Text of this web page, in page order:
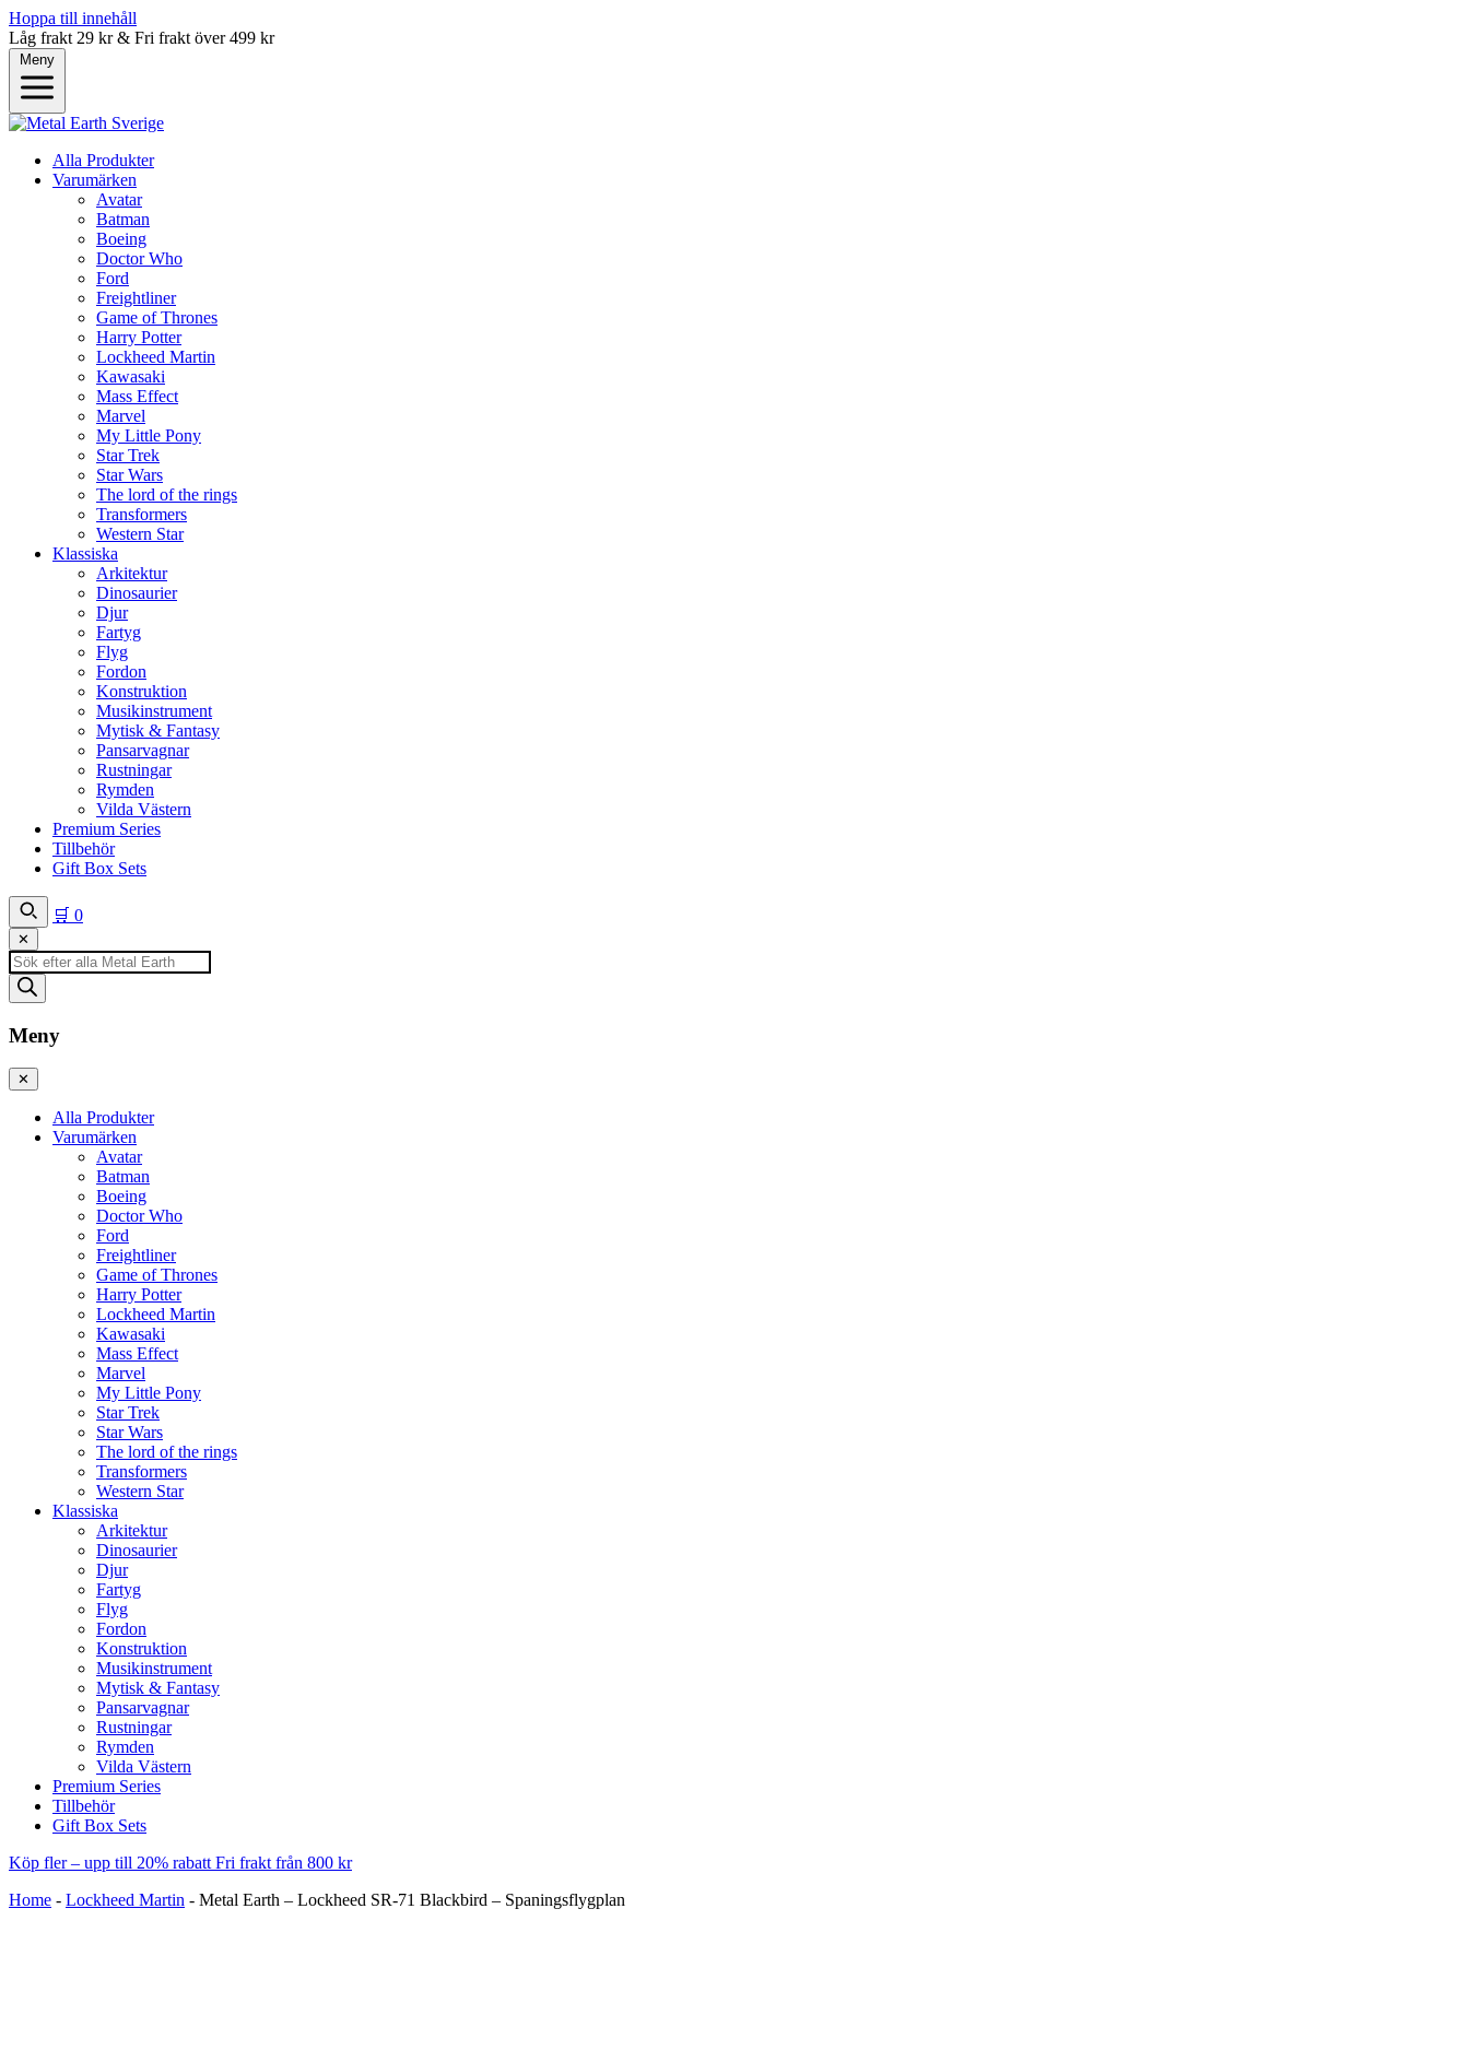
Hoppa till innehåll
Låg frakt 29 kr & Fri frakt över 499 kr
Meny
Alla Produkter
Varumärken
Avatar
Batman
Boeing
Doctor Who
Ford
Freightliner
Game of Thrones
Harry Potter
Lockheed Martin
Kawasaki
Mass Effect
Marvel
My Little Pony
Star Trek
Star Wars
The lord of the rings
Transformers
Western Star
Klassiska
Arkitektur
Dinosaurier
Djur
Fartyg
Flyg
Fordon
Konstruktion
Musikinstrument
Mytisk & Fantasy
Pansarvagnar
Rustningar
Rymden
Vilda Västern
Premium Series
Tillbehör
Gift Box Sets
🛒 0
✕
Produktsökning
Meny
✕
Alla Produkter
Varumärken
Avatar
Batman
Boeing
Doctor Who
Ford
Freightliner
Game of Thrones
Harry Potter
Lockheed Martin
Kawasaki
Mass Effect
Marvel
My Little Pony
Star Trek
Star Wars
The lord of the rings
Transformers
Western Star
Klassiska
Arkitektur
Dinosaurier
Djur
Fartyg
Flyg
Fordon
Konstruktion
Musikinstrument
Mytisk & Fantasy
Pansarvagnar
Rustningar
Rymden
Vilda Västern
Premium Series
Tillbehör
Gift Box Sets
Köp fler – upp till 20% rabattFri frakt från 800 kr
Home - Lockheed Martin - Metal Earth – Lockheed SR-71 Blackbird – Spaningsflygplan